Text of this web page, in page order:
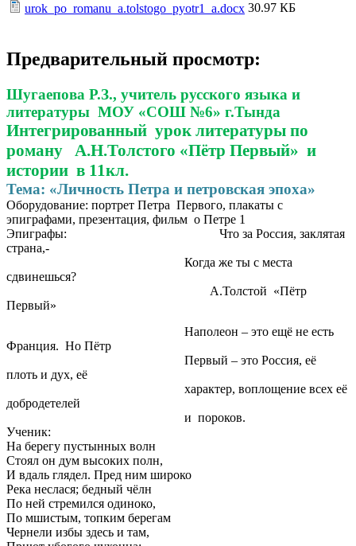
urok_po_romanu_a.tolstogo_pyotr1_a.docx 30.97 КБ
Предварительный просмотр:
Шугаепова Р.З., учитель русского языка и
литературы МОУ «СОШ №6» г.Тында
Интегрированный урок литературы по
роману А.Н.Толстого «Пётр Первый» и
истории в 11кл.
Тема: «Личность Петра и петровская эпоха»
Оборудование: портрет Петра Первого, плакаты с
эпиграфами, презентация, фильм о Петре 1
Эпиграфы: Что за Россия, заклятая
страна,-
Когда же ты с места
сдвинешься?
А.Толстой «Пётр
Первый»
Наполеон – это ещё не есть
Франция. Но Пётр
Первый – это Россия, её
плоть и дух, её
характер, воплощение всех её
добродетелей
и пороков.
Ученик:
На берегу пустынных волн
Стоял он дум высоких полн,
И вдаль глядел. Пред ним широко
Река неслася; бедный чёлн
По ней стремился одиноко,
По мшистым, топким берегам
Чернели избы здесь и там,